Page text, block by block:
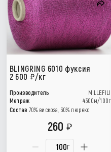
BLINGRING 6010 фуксия
2 600
/кг
Производитель
MILLEFILI
Метраж
4300м/100г
Состав 70% вискоза, 30% люрекс
г
260